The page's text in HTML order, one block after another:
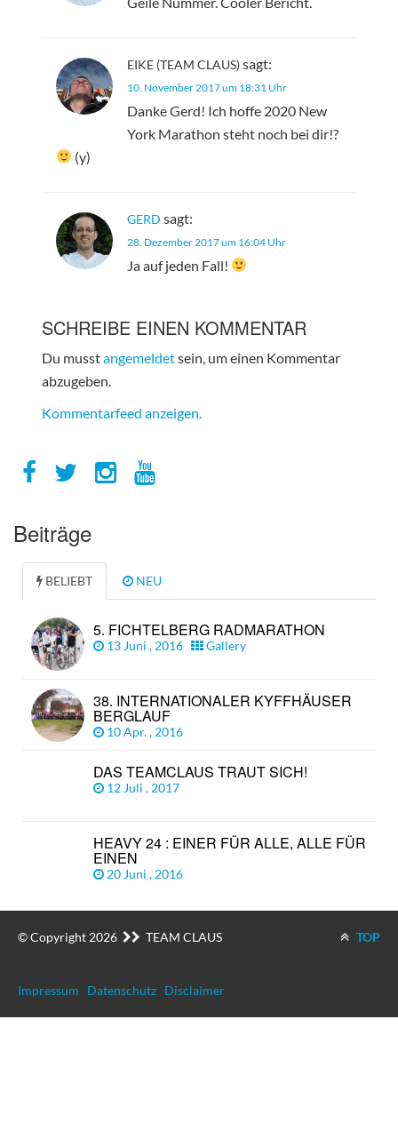
EIKE (TEAM CLAUS) sagt:
10. November 2017 um 18:31 Uhr
Danke Gerd! Ich hoffe 2020 New
York Marathon steht noch bei dir!?
(y)
GERD sagt:
28. Dezember 2017 um 16:04 Uhr
Ja auf jeden Fall!
SCHREIBE EINEN KOMMENTAR
Du musstangemeldetsein, um einen Kommentar
abzugeben.
Kommentarfeed anzeigen.
Beiträge
BELIEBT NEU
5. FICHTELBERG RADMARATHON
13 Juni , 2016 Gallery
38. INTERNATIONALER KYFFHÄUSER
BERGLAUF
10 Apr. , 2016
DAS TEAMCLAUS TRAUT SICH!
12 Juli , 2017
HEAVY 24 : EINER FÜR ALLE, ALLE FÜR
EINEN
20 Juni , 2016
© Copyright 2026 TEAM CLAUS TOP
Impressum Datenschutz Disclaimer